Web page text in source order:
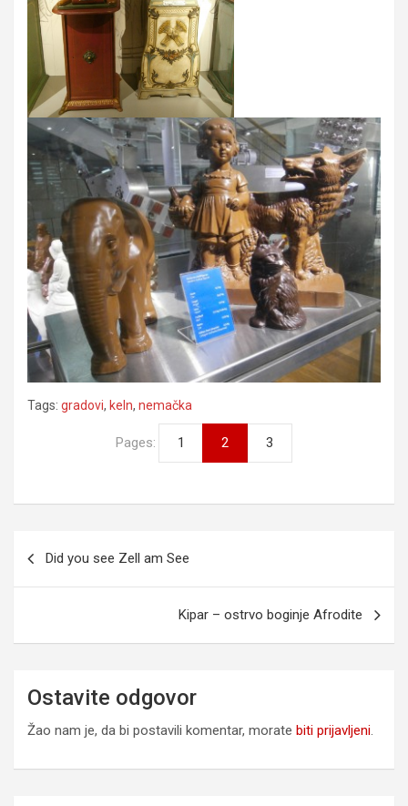
Tags: gradovi, keln, nemačka
Pages: 1 2 3
č
Did you see Zell am See
Kipar – ostrvo boginje Afrodite
Ostavite odgovor
Žao nam je, da bi postavili komentar, morate biti prijavljeni.